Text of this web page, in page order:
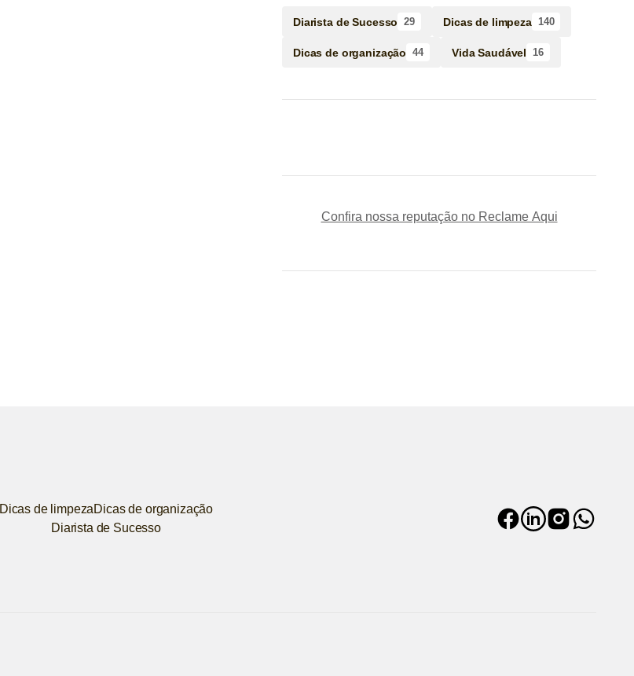
Diarista de Sucesso 29 Dicas de limpeza 140
Dicas de organização 44 Vida Saudável 16
Confira nossa reputação no Reclame Aqui
Dicas de limpezaDicas de organização
Diarista de Sucesso